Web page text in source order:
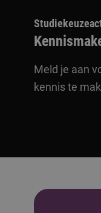
Meld je aan
kennis te